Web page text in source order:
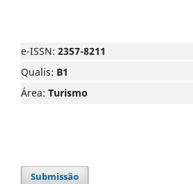
e-ISSN: 2357-8211
Qualis: B1
Área: Turismo
Submissão